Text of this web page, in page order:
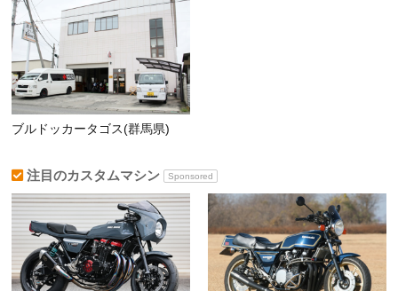
ブルドッカータゴス(群馬県)
注目のカスタムマシン Sponsored